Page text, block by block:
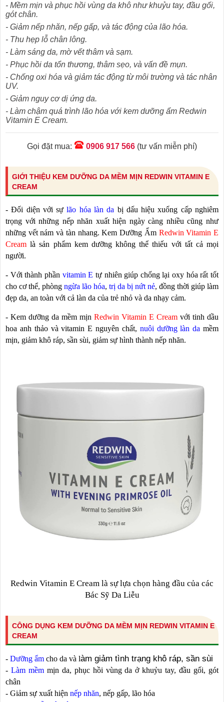
- Mềm mịn và phục hồi vùng da khô như khuỷu tay, đầu gối,
gót chân.
- Giảm nếp nhăn, nếp gấp, và tác động của lão hóa.
- Thu hẹp lỗ chân lông.
- Làm sáng da, mờ vết thâm và sạm.
- Phục hồi da tổn thương, thâm sẹo, và vấn đề mụn.
- Chống oxi hóa và giảm tác động từ môi trường và tác nhân
UV.
- Giảm nguy cơ dị ứng da.
- Làm chậm quá trình lão hóa với kem dưỡng ẩm Redwin
Vitamin E Cream.
Gọi đặt mua: 0906 917 566 (tư vấn miễn phí)
GIỚI THIỆU KEM DƯỠNG DA MỀM MỊN REDWIN VITAMIN E
CREAM
- Đối diện với sựlão hóa làn da bị dấu hiệu xuống cấp nghiêm
trọng với những nếp nhăn xuất hiện ngày càng nhiều cũng như
những vết nám và tàn nhang. Kem Dưỡng Ẩm Redwin Vitamin E
Creamlà sản phẩm kem dưỡng không thể thiếu với tất cả mọi
người.
- Với thành phần vitamin E tự nhiên giúp chống lại oxy hóa rất tốt
cho cơ thể, phòng ngừa lão hóa, trị da bị nứt nẻ, đồng thời giúp làm
đẹp da, an toàn với cả làn da của trẻ nhỏ và da nhạy cảm.
- Kem dưỡng da mềm mịn Redwin Vitamin E Cream với tinh dầu
hoa anh thảo và vitamin E nguyên chất, nuôi dưỡng làn damềm
mịn, giảm khô ráp, sần sùi, giảm sự hình thành nếp nhăn.
Redwin Vitamin E Cream là sự lựa chọn hàng đầu của các
Bác Sỹ Da Liễu
CÔNG DỤNG KEM DƯỠNG DA MỀM MỊN REDWIN VITAMIN E
CREAM
- Dưỡng ẩm cho da và làm giảm tình trạng khô ráp, sần sùi
- Làm mềmmịn da, phục hồi vùng da ở khuỷu tay, đầu gối, gót
chân
- Giảm sự xuất hiện nếp nhăn, nếp gấp, lão hóa